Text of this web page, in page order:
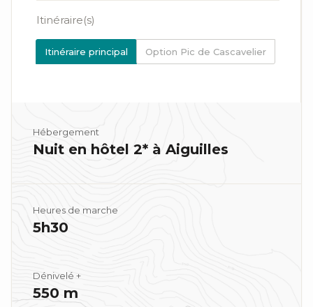
Itinéraire(s)
Itinéraire principal Option Pic de Cascavelier
Hébergement
Nuit en hôtel 2* à Aiguilles
Heures de marche
5h30
Dénivelé +
550 m